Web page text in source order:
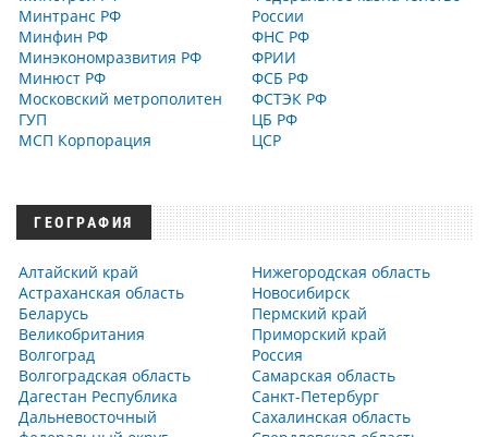
Минтранс РФ
Минфин РФ
Минэкономразвития РФ
Минюст РФ
Московский метрополитен
ГУП
МСП Корпорация
России
ФНС РФ
ФРИИ
ФСБ РФ
ФСТЭК РФ
ЦБ РФ
ЦСР
ГЕОГРАФИЯ
Алтайский край
Астраханская область
Беларусь
Великобритания
Волгоград
Волгоградская область
Дагестан Республика
Дальневосточный
Нижегородская область
Новосибирск
Пермский край
Приморский край
Россия
Самарская область
Санкт-Петербург
Сахалинская область